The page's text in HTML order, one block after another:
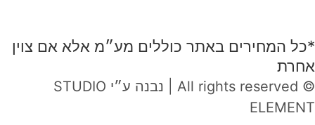
*כל המחירים באתר כוללים מע״מ אלא אם צוין
אחרת
© All rights reserved | נבנה ע״י STUDIO
ELEMENT